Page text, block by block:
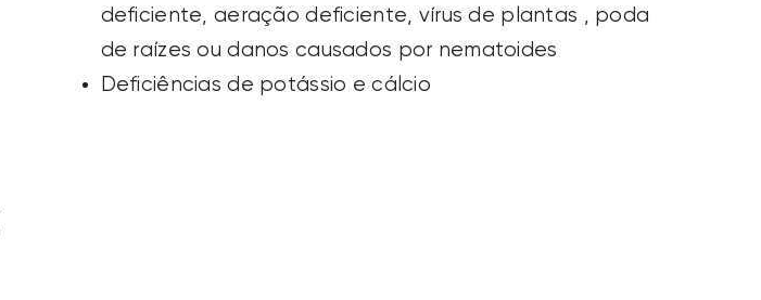
deficiente, aeração deficiente, vírusde plantas
, poda
de raízes ou danos causados por nematoides
Deficiências de potássio e cálcio